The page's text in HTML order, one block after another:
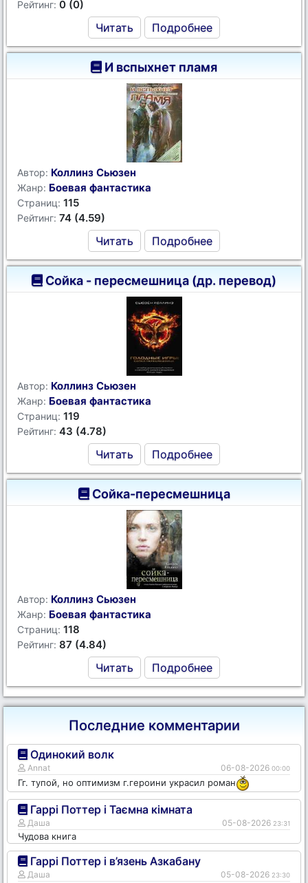
Рейтинг: 0 (0)
Читать Подробнее
И вспыхнет пламя
Автор: Коллинз Сьюзен
Жанр: Боевая фантастика
Страниц: 115
Рейтинг: 74 (4.59)
Читать Подробнее
Сойка - пересмешница (др. перевод)
Автор: Коллинз Сьюзен
Жанр: Боевая фантастика
Страниц: 119
Рейтинг: 43 (4.78)
Читать Подробнее
Сойка-пересмешница
Автор: Коллинз Сьюзен
Жанр: Боевая фантастика
Страниц: 118
Рейтинг: 87 (4.84)
Читать Подробнее
Последние комментарии
Одинокий волк
Annat 06-08-2026 00:00
Гг. тупой, но оптимизм г.героини украсил роман
Гаррі Поттер і Таємна кімната
Даша 05-08-2026 23:31
Чудова книга
Гаррі Поттер і в’язень Азкабану
Даша 05-08-2026 23:30